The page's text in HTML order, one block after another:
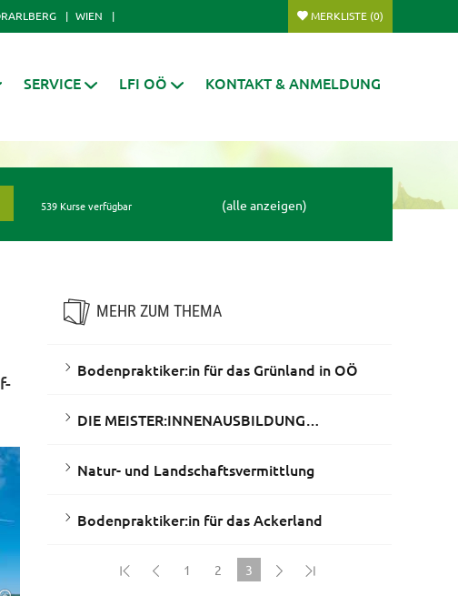
WIEN MERKLISTE (0)
SERVICE LFI OÖ KONTAKT & ANMELDUNG
539 Kurse verfügbar (alle anzeigen)
MEHR ZUM THEMA
Bodenpraktiker:in für das Grünland in OÖ
DIE MEISTER:INNENAUSBILDUNG…
Natur- und Landschaftsvermittlung
Bodenpraktiker:in für das Ackerland
1 2
3